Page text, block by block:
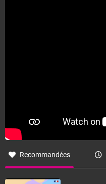
Recommandées